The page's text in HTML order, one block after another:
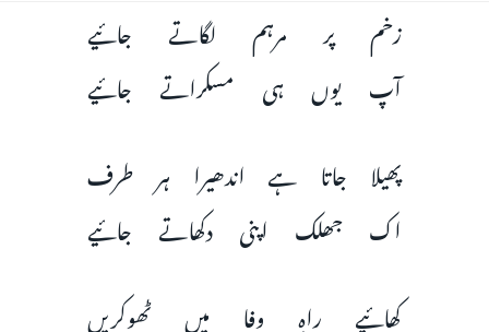
زخم پر مرہم لگاتے جائیے
آپ یوں ہی مسکراتے جائیے
پھیلا جاتا ہے اندھیرا ہر طرف
اک جھلک اپنی دکھاتے جائیے
کھائیے راہِ وفا میں ٹھوکریں